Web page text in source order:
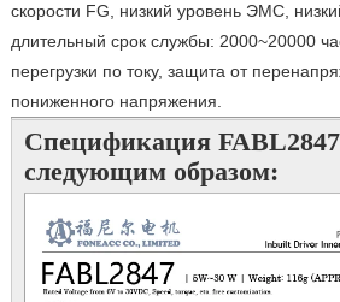
скорости FG, низкий уровень ЭМС,
длительный срок службы: 2000~20000
перегрузки по току, защита от
пониженного напряжения.
Спецификация
следующим образом: